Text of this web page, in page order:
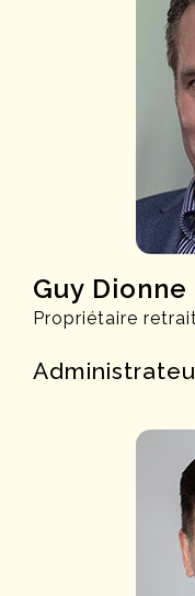
Guy Dionne
Propriétaire